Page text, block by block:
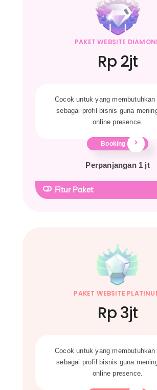
PAKET WEBSITE
Rp 2jt
Cocok untuk yang membutuhkan
sebagai profil bisnis guna
online presence.
Booking
Perpanjangan 1 jt
Fitur Paket
PAKET WEBSITE
Rp 3jt
Cocok untuk yang membutuhkan
sebagai profil bisnis guna
online presence.